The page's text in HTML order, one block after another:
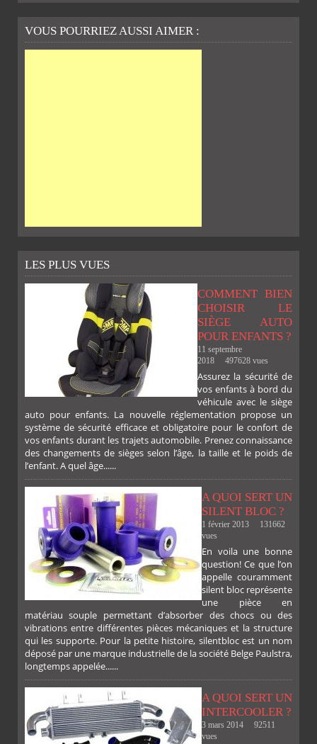
FACEBOOKTWITTERGOOGLEPINTEREST
PLUS
VOUS POURRIEZ AUSSI AIMER :
LES PLUS VUES
COMMENT BIEN
CHOISIR LE
SIÈGE AUTO
POUR ENFANTS ?
11 septembre
2018
497628 vues
Assurez la sécurité de
vos enfants à bord du
véhicule avec le siège
auto pour enfants. La nouvelle réglementation propose un
système de sécurité efficace et obligatoire pour le confort de
vos enfants durant les trajets automobile. Prenez connaissance
des changements de sièges selon l’âge, la taille et le poids de
l’enfant. A quel âge......
A QUOI SERT UN
SILENT BLOC ?
1 février 2013
131662
vues
En voila une bonne
question! Ce que l’on
appelle couramment
silent bloc représente
une pièce en
matériau souple permettant d’absorber des chocs ou des
vibrations entre différentes pièces mécaniques et la structure
qui les supporte. Pour la petite histoire, silentbloc est un nom
déposé par une marque industrielle de la société Belge Paulstra,
longtemps appelée......
A QUOI SERT UN
INTERCOOLER ?
3 mars 2014
92511
vues